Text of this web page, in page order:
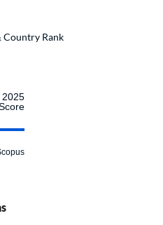
2025